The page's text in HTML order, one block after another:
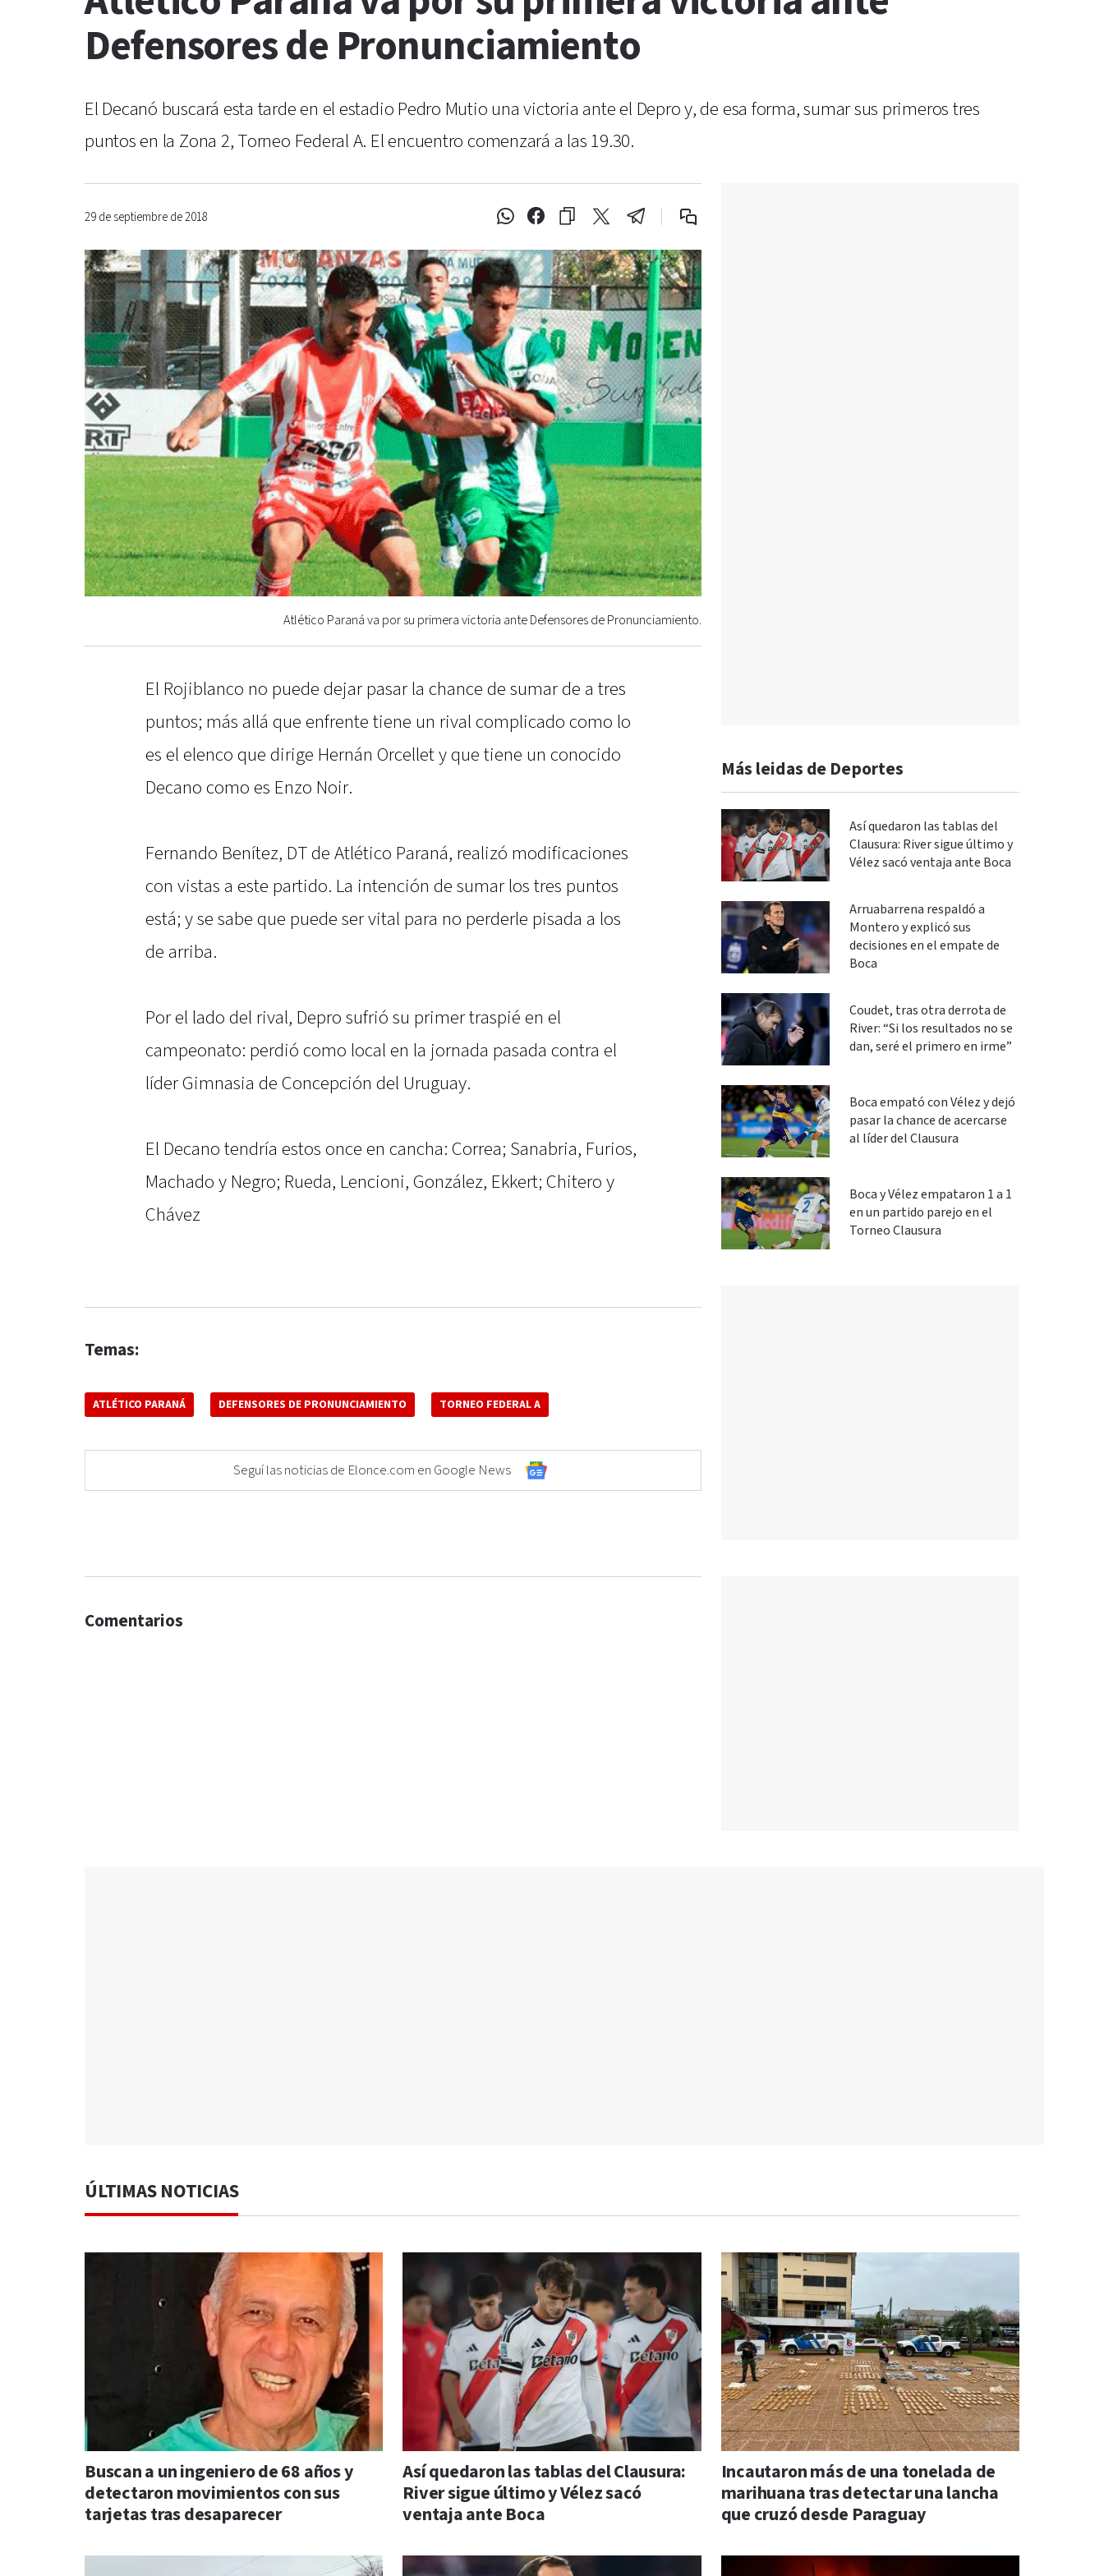
Defensores de Pronunciamiento
El Decanó buscará esta tarde en el estadio Pedro Mutio una victoria ante el Depro y, de esa forma, sumar sus primeros tres
puntos en la Zona 2, Torneo Federal A. El encuentro comenzará a las 19.30.
29 de septiembre de 2018
Atlético Paraná va por su primera victoria ante Defensores de Pronunciamiento.
El Rojiblanco no puede dejar pasar la chance de sumar de a tres
puntos; más allá que enfrente tiene un rival complicado como lo
es el elenco que dirige Hernán Orcellet y que tiene un conocido
Decano como es Enzo Noir.
Fernando Benítez, DT de Atlético Paraná, realizó modificaciones
con vistas a este partido. La intención de sumar los tres puntos
está; y se sabe que puede ser vital para no perderle pisada a los
de arriba.
Por el lado del rival, Depro sufrió su primer traspié en el
campeonato: perdió como local en la jornada pasada contra el
líder Gimnasia de Concepción del Uruguay.
El Decano tendría estos once en cancha: Correa; Sanabria, Furios,
Machado y Negro; Rueda, Lencioni, González, Ekkert; Chitero y
Chávez
Temas:
ATLÉTICO PARANÁ DEFENSORES DE PRONUNCIAMIENTO TORNEO FEDERAL A
Seguí las noticias de Elonce.com en Google News
Más leidas de Deportes
Así quedaron las tablas del
Clausura: River sigue último y
Vélez sacó ventaja ante Boca
Arruabarrena respaldó a
Montero y explicó sus
decisiones en el empate de
Boca
Coudet, tras otra derrota de
River: “Si los resultados no se
dan, seré el primero en irme”
Boca empató con Vélez y dejó
pasar la chance de acercarse
al líder del Clausura
Boca y Vélez empataron 1 a 1
en un partido parejo en el
Torneo Clausura
Comentarios
ÚLTIMAS NOTICIAS
Buscan a un ingeniero de 68 años y
detectaron movimientos con sus
tarjetas tras desaparecer
Así quedaron las tablas del Clausura:
River sigue último y Vélez sacó
ventaja ante Boca
Incautaron más de una tonelada de
marihuana tras detectar una lancha
que cruzó desde Paraguay